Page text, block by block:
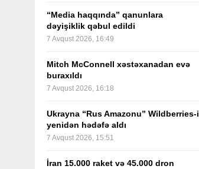
“Media haqqında” qanunlara
dəyişiklik qəbul edildi
7 Avqust 2026, 16:49
Mitch McConnell xəstəxanadan evə
buraxıldı
7 Avqust 2026, 16:18
Ukrayna “Rus Amazonu” Wildberries-i
yenidən hədəfə aldı
7 Avqust 2026, 15:51
İran 15.000 raket və 45.000 dron